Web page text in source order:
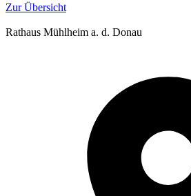
Zur Übersicht
Rathaus Mühlheim a. d. Donau